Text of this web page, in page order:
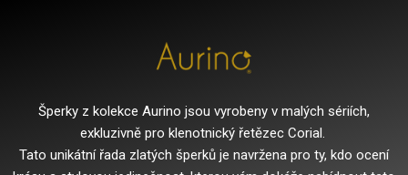
Šperky z kolekce Aurino jsou vyrobeny v malých sériích,
exkluzivně pro klenotnický řetězec Corial.
Tato unikátní řada zlatých šperků je navržena pro ty, kdo ocení